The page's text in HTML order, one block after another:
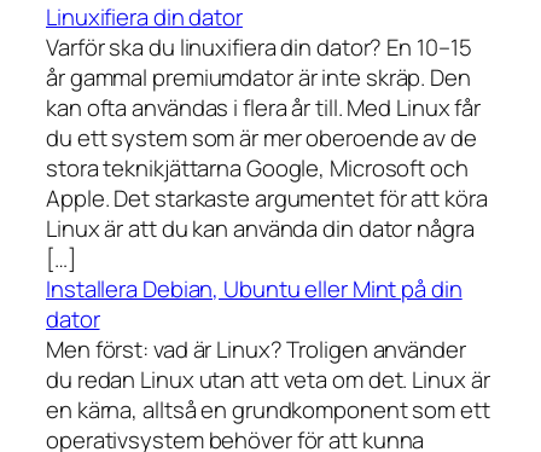
Linuxifiera din dator
Varför ska du linuxifiera din dator? En 10–15
år gammal premiumdator är inte skräp. Den
kan ofta användas i flera år till. Med Linux får
du ett system som är mer oberoende av de
stora teknikjättarna Google, Microsoft och
Apple. Det starkaste argumentet för att köra
Linux är att du kan använda din dator några
[…]
Installera Debian, Ubuntu eller Mint på din
dator
Men först: vad är Linux? Troligen använder
du redan Linux utan att veta om det. Linux är
en kärna, alltså en grundkomponent som ett
operativsystem behöver för att kunna